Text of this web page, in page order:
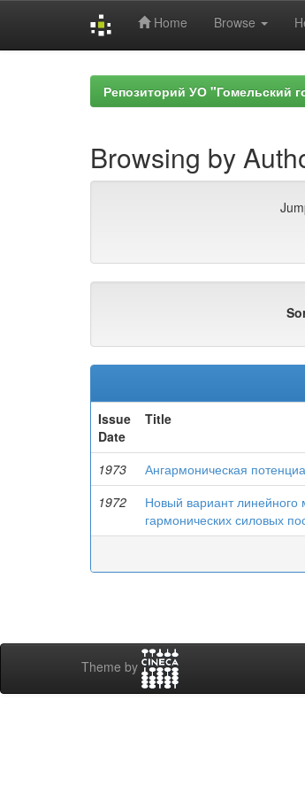
Home Browse
Репозиторий УО "Гомельский
Browsing by
Issue
Date
Title
1973 Ангармоническая
1972
Новый вариант
гармонических силовых
Theme by